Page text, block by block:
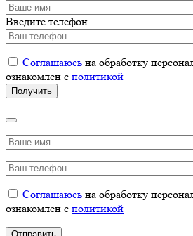
Введите телефон
Соглашаюсь на обработку
ознакомлен с политикой
Соглашаюсь на обработку
ознакомлен с политикой